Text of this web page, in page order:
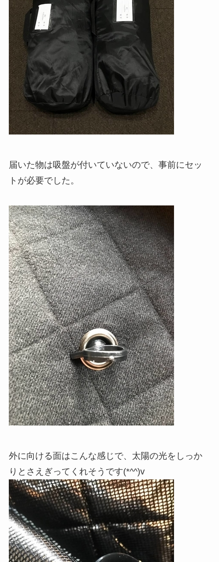
届いた物は吸盤が付いていないので、事前にセッ
トが必要でした。
外に向ける面はこんな感じで、太陽の光をしっか
りとさえぎってくれそうです(*^^)v